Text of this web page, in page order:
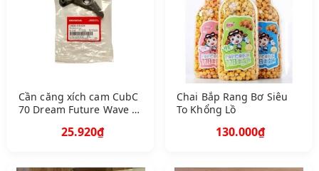
Cần căng xích cam CubC
70 Dream Future Wave Q
25.920₫
Chai Bắp Rang Bơ Siêu
To Khổng Lồ
130.000₫